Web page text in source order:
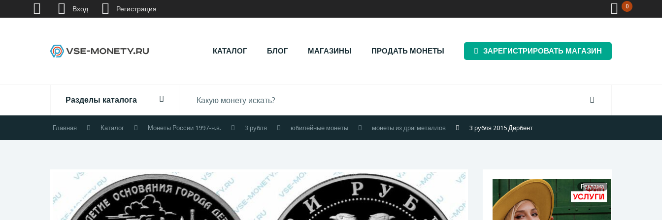
КАТАЛОГ БЛОГ МАГАЗИНЫ ПРОДАТЬ МОНЕТЫ ЗАРЕГИСТРИРОВАТЬ МАГАЗИН
Разделы каталога
Главная Каталог Монеты России 1997-н.в. 3 рубля юбилейные монеты монеты из драгметаллов 3 рубля 2015 Дербент
Реклама
Вход Регистрация 0